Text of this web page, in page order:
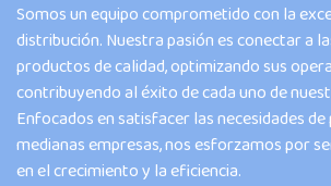
Somos un equipo comprometido con la
distribución. Nuestra pasión es conectar a
productos de calidad, optimizando sus
contribuyendo al éxito de cada uno de
Enfocados en satisfacer las necesidades de
medianas empresas, nos esforzamos por
en el crecimiento y la eficiencia.